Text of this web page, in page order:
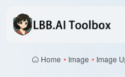
Home • Image • Image